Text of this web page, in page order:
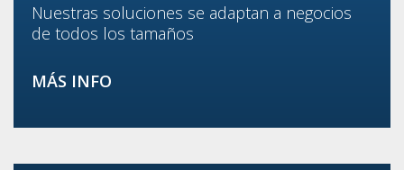
Nuestras soluciones se adaptan a negocios
de todos los tamaños
MÁS INFO